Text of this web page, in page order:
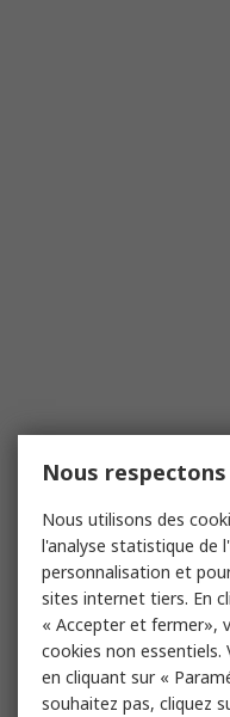
Nous
Nous utilisons des
l'analyse statistique de
personnalisation et
sites internet tiers. En
« Accepter et fermer»,
cookies non essentiels.
en cliquant sur «
souhaitez pas, cliquez